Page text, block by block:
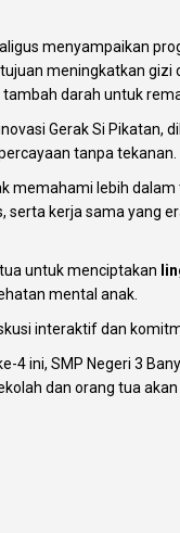
menyampaikan
meningkatkan
darah untuk
Gerak Si Pikatan,
tanpa
memahami lebih
serta kerja sama yang
untuk menciptakan
mental anak.
interaktif dan
4 ini, SMP Negeri 3
dan orang tua